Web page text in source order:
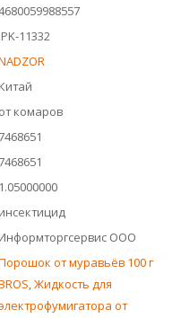
IPK-11332
Китай
от комаров
7468651
7468651
1.05000000
инсектицид
Информторгсервис ООО
от муравьёв 100 г
,Жидкость для
от